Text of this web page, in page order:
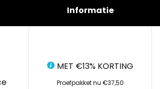
Informatie
MET €13% KORTING
Proefpakket nu €37,50